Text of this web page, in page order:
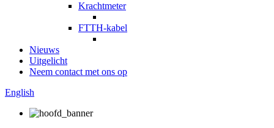
Krachtmeter
FTTH-kabel
Nieuws
Uitgelicht
Neem contact met ons op
English